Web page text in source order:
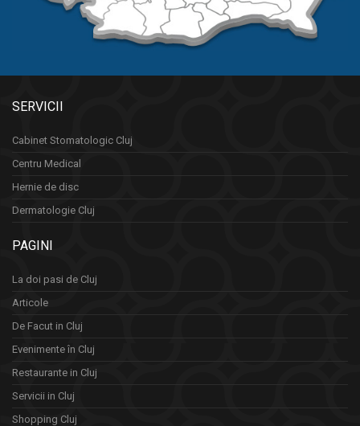
SERVICII
Cabinet Stomatologic Cluj
Centru Medical
Hernie de disc
Dermatologie Cluj
PAGINI
La doi pasi de Cluj
Articole
De Facut in Cluj
Evenimente în Cluj
Restaurante in Cluj
Servicii in Cluj
Shopping Cluj